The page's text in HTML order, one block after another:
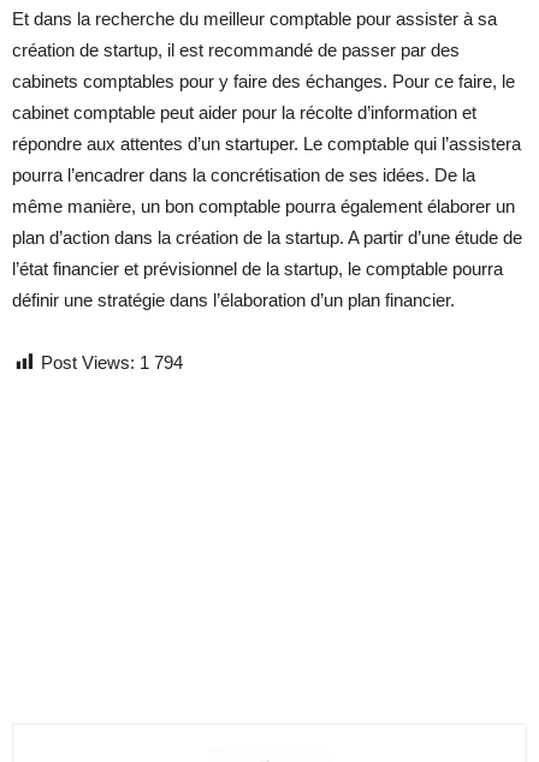
Et dans la recherche du meilleur comptable pour assister à sa
création de startup, il est recommandé de passer par des
cabinets comptables pour y faire des échanges. Pour ce faire, le
cabinet comptable peut aider pour la récolte d’information et
répondre aux attentes d’un startuper. Le comptable qui l’assistera
pourra l’encadrer dans la concrétisation de ses idées. De la
même manière, un bon comptable pourra également élaborer un
plan d’action dans la création de la startup. A partir d’une étude de
l’état financier et prévisionnel de la startup, le comptable pourra
définir une stratégie dans l’élaboration d’un plan financier.
Post Views: 1 794